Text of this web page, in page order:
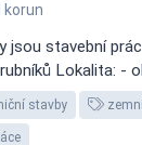
korun
jsou stavební
Lokalita: -
stavby